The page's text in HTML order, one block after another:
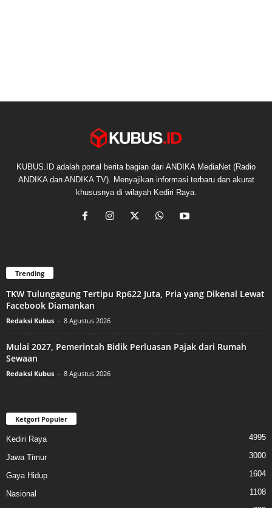
KUBUS.ID adalah portal berita bagian dari ANDIKA MediaNet (Radio
ANDIKA dan ANDIKA TV). Menyajikan informasi terbaru dan akurat
khususnya di wilayah Kediri Raya.
Trending
TKW Tulungagung Tertipu Rp622 Juta, Pria yang Dikenal Lewat
Facebook Diamankan
Redaksi Kubus - 8 Agustus 2026
Mulai 2027, Pemerintah Bidik Perluasan Pajak dari Rumah
Sewaan
Redaksi Kubus - 8 Agustus 2026
Ketgori Populer
Kediri Raya 4995
Jawa Timur 3000
Gaya Hidup 1604
Nasional 1108